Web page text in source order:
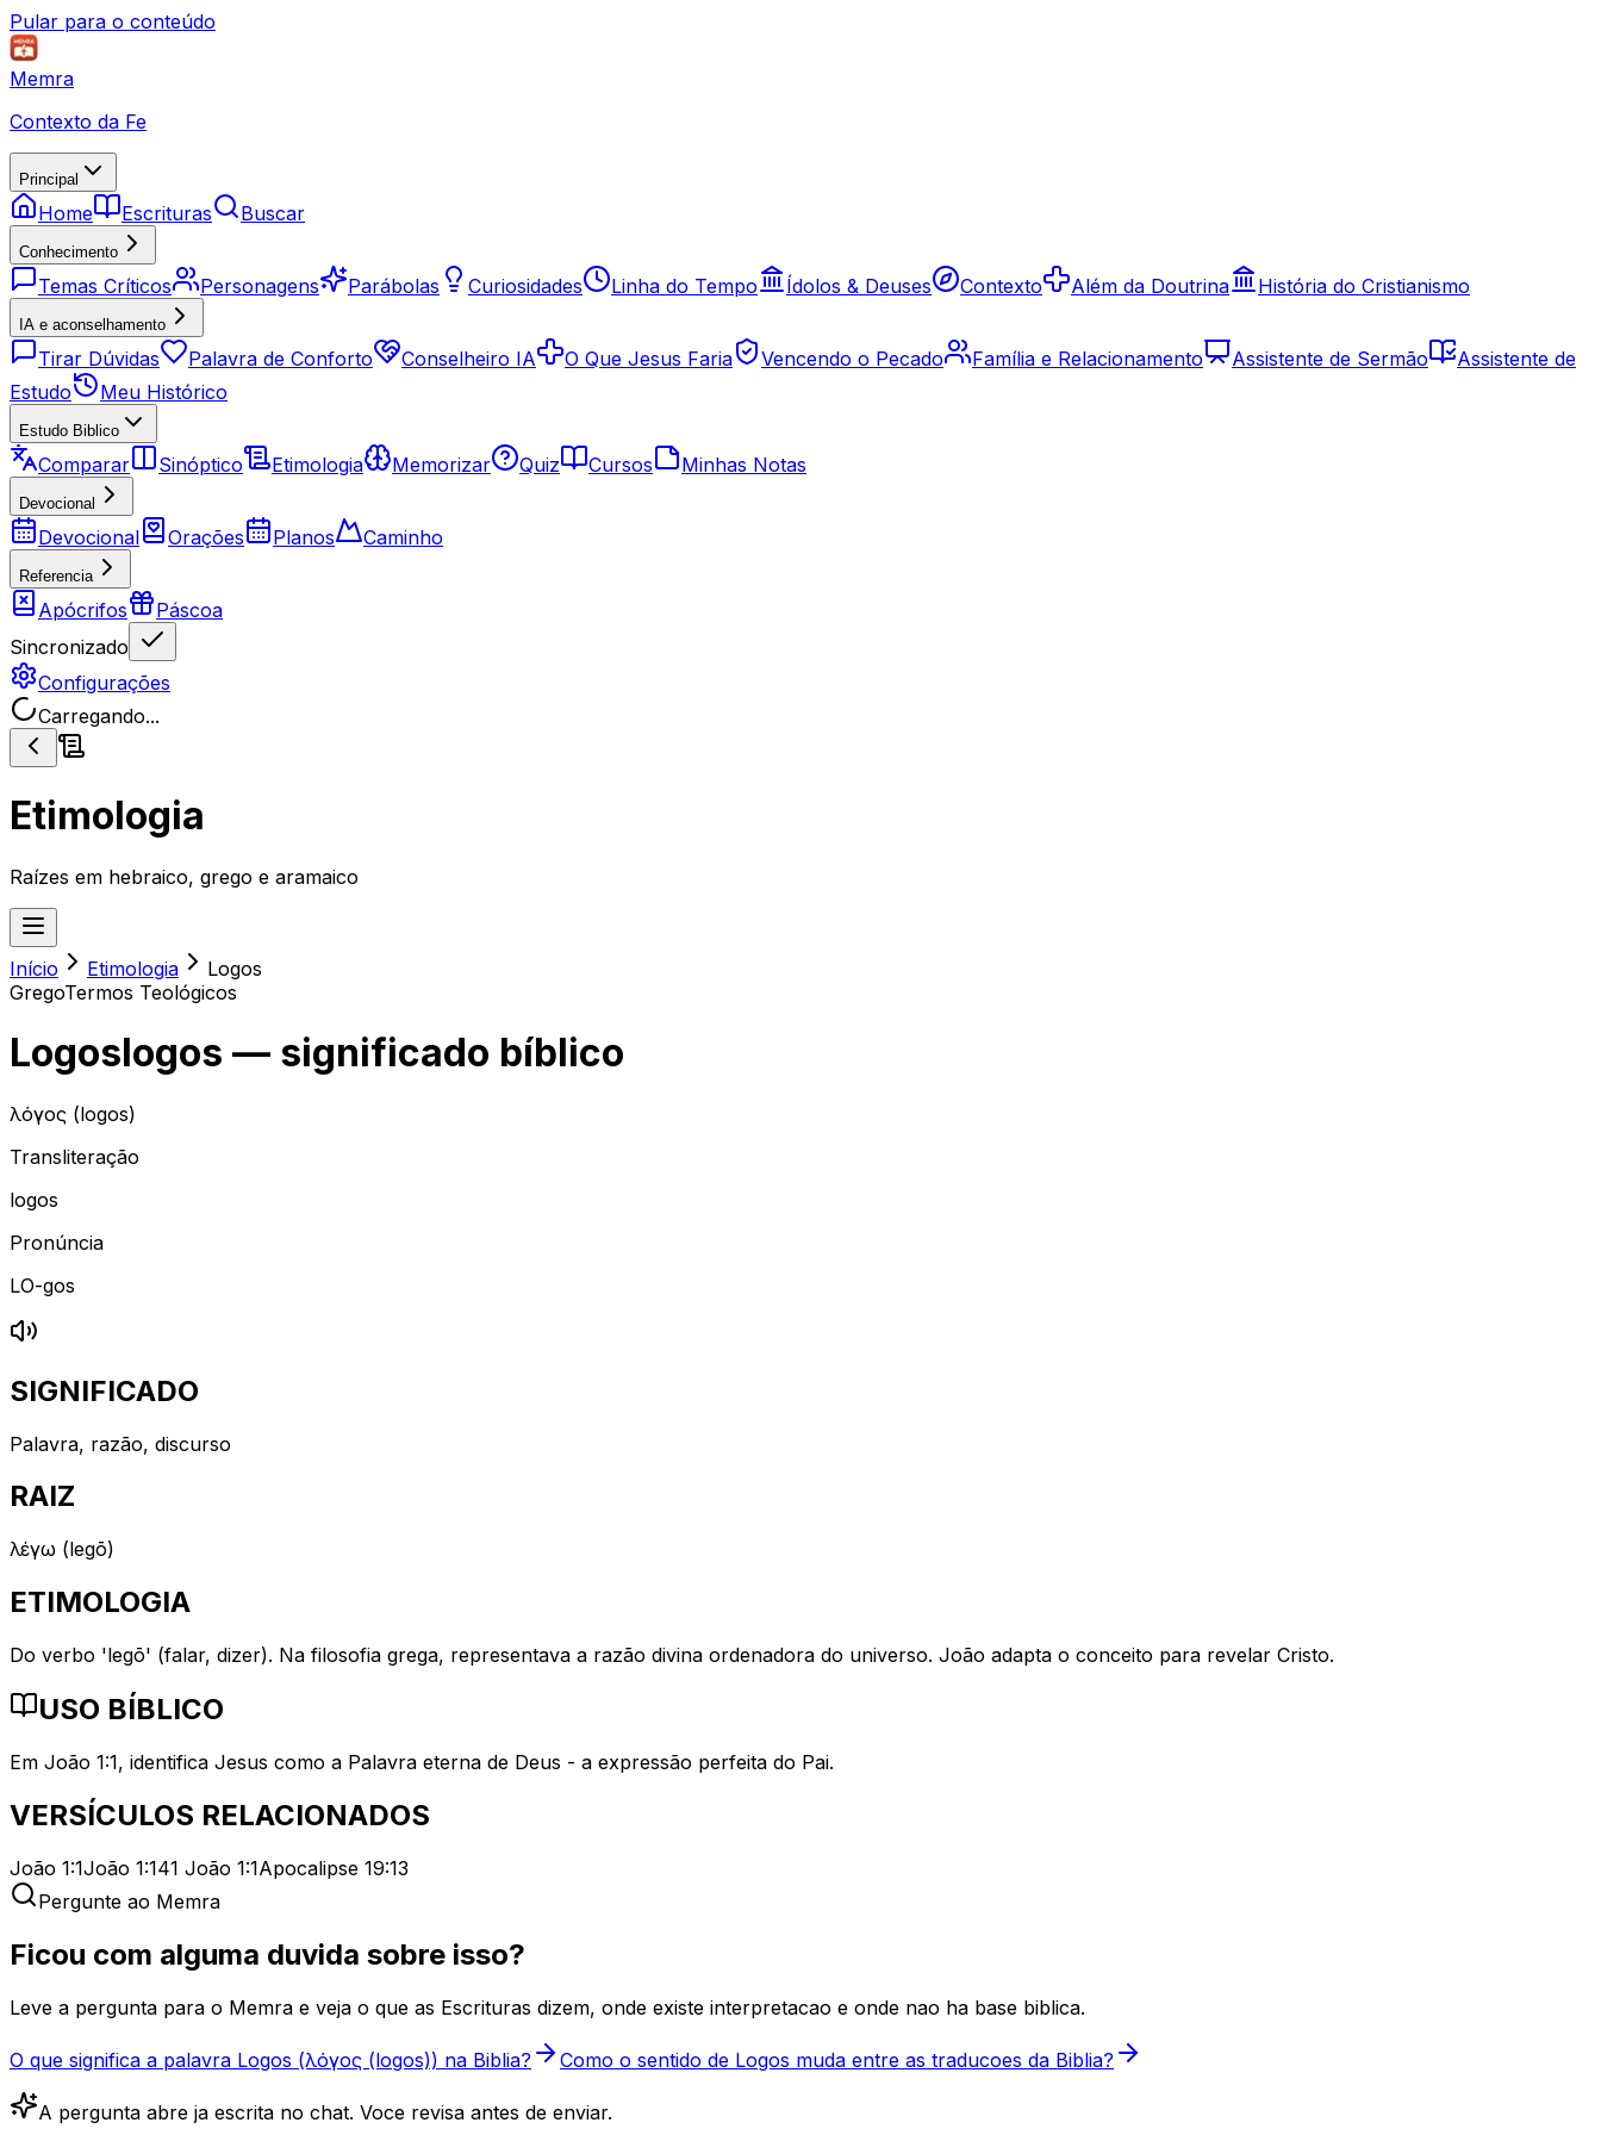
Pular para o conteúdo
Memra
Contexto da Fe
Principal
Home Escrituras Buscar
Conhecimento
Temas Críticos Personagens Parábolas Curiosidades Linha do Tempo Ídolos & Deuses Contexto Além da Doutrina História do Cristianismo
IA e aconselhamento
Tirar Dúvidas Palavra de Conforto Conselheiro IA O Que Jesus Faria Vencendo o Pecado Família e Relacionamento Assistente de Sermão
Assistente de
Estudo
Meu Histórico
Estudo Biblico
Comparar Sinóptico Etimologia Memorizar Quiz Cursos Minhas Notas
Devocional
Devocional Orações Planos Caminho
Referencia
Apócrifos
Páscoa
Sincronizado
Configurações
Carregando...
Etimologia
Raízes em hebraico, grego e aramaico
Início Etimologia
Logos
GregoTermos Teológicos
Logoslogos — significado bíblico
λόγος (logos)
Transliteração
logos
Pronúncia
LO-gos
SIGNIFICADO
Palavra, razão, discurso
RAIZ
λέγω (legō)
ETIMOLOGIA
Do verbo 'legō' (falar, dizer). Na filosofia grega, representava a razão divina ordenadora do universo. João adapta o conceito para revelar Cristo.
USO BÍBLICO
Em João 1:1, identifica Jesus como a Palavra eterna de Deus - a expressão perfeita do Pai.
VERSÍCULOS RELACIONADOS
João 1:1João 1:141 João 1:1Apocalipse 19:13
Pergunte ao Memra
Ficou com alguma duvida sobre isso?
Leve a pergunta para o Memra e veja o que as Escrituras dizem, onde existe interpretacao e onde nao ha base biblica.
O que significa a palavra Logos (λόγος (logos)) na Biblia? Como o sentido de Logos muda entre as traducoes da Biblia?
A pergunta abre ja escrita no chat. Voce revisa antes de enviar.